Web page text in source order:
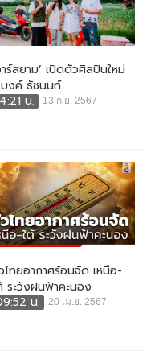
าร์สยาม’ เปิดตัวศิลปินใหม่
บงค์ ธัชนนท์...
น.
13 ก.ย. 2567
ไทยอากาศร้อนจัด เหนือ-
ระวังฝนฟ้าคะนอง
น.
20 เม.ย. 2567